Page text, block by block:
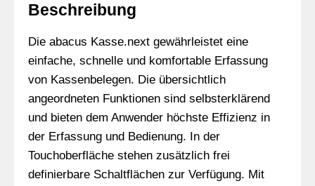
Beschreibung
Die abacus Kasse.next gewährleistet eine
einfache, schnelle und komfortable Erfassung
von Kassenbelegen. Die übersichtlich
angeordneten Funktionen sind selbsterklärend
und bieten dem Anwender höchste Effizienz in
der Erfassung und Bedienung. In der
Touchoberfläche stehen zusätzlich frei
definierbare Schaltflächen zur Verfügung. Mit